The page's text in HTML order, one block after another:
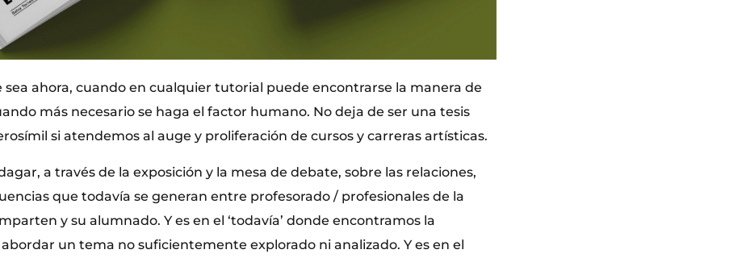
sea ahora, cuando en cualquier tutorial puede encontrarse la manera de
más necesario se haga el factor humano. No deja de ser una tesis
si atendemos al auge y proliferación de cursos y carreras artísticas.
a través de la exposición y la mesa de debate, sobre las relaciones,
que todavía se generan entre profesorado / profesionales de la
y su alumnado. Y es en el ‘todavía’ donde encontramos la
un tema no suficientemente explorado ni analizado. Y es en el